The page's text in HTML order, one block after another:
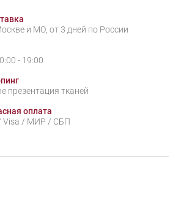
и МО, от 3 дней по России
- 19:00
презентация тканей
оплата
Visa / МИР / СБП